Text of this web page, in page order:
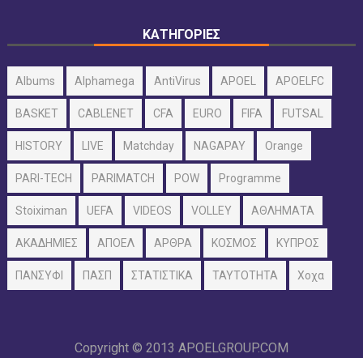
ΚΑΤΗΓΟΡΙΕΣ
Albums Alphamega AntiVirus APOEL APOELFC
BASKET CABLENET CFA EURO FIFA FUTSAL
HISTORY LIVE Matchday NAGAPAY Orange
PARI-TECH PARIMATCH POW Programme
Stoiximan UEFA VIDEOS VOLLEY ΑΘΛΗΜΑΤΑ
ΑΚΑΔΗΜΙΕΣ ΑΠΟΕΛ ΑΡΘΡΑ ΚΟΣΜΟΣ ΚΥΠΡΟΣ
ΠΑΝΣΥΦΙ ΠΑΣΠ ΣΤΑΤΙΣΤΙΚΑ ΤΑΥΤΟΤΗΤΑ Χοχα
Copyright © 2013 APOELGROUP.COM